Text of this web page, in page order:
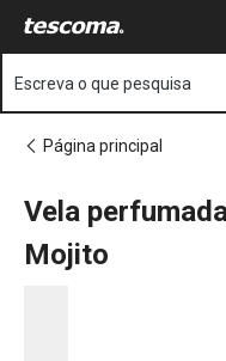
Está na página VelaSaltarSaltar
Escreva o que pesquisa
Página principal
Vela
Mojito